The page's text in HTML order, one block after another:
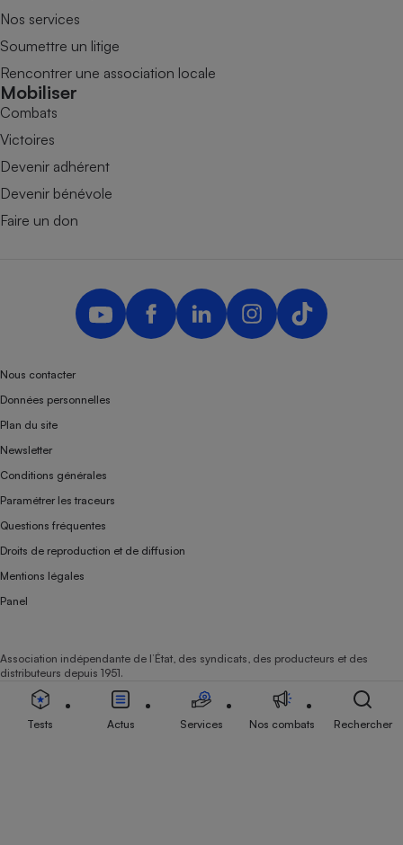
Nos services
Soumettre un litige
Rencontrer une association locale
Mobiliser
Combats
Victoires
Devenir adhérent
Devenir bénévole
Faire un don
Nous contacter
Données personnelles
Plan du site
Newsletter
Conditions générales
Paramétrer les traceurs
Questions fréquentes
Droits de reproduction et de diffusion
Mentions légales
Panel
Association indépendante de l’État, des syndicats, des producteurs et des
distributeurs depuis 1951.
Tests Actus Services Nos combats Rechercher